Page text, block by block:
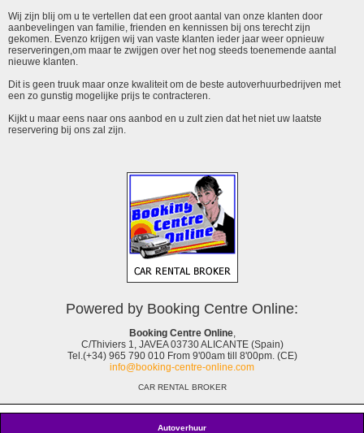
Autoverhuur
Wij zijn blij om u te vertellen dat een groot aantal van onze klanten door
aanbevelingen van familie, frienden en kennissen bij ons terecht zijn
gekomen. Evenzo krijgen wij van vaste klanten ieder jaar weer opnieuw
reserveringen,om maar te zwijgen over het nog steeds toenemende aantal
nieuwe klanten.
Dit is geen truuk maar onze kwaliteit om de beste autoverhuurbedrijven met
een zo gunstig mogelijke prijs te contracteren.
Kijkt u maar eens naar ons aanbod en u zult zien dat het niet uw laatste
reservering bij ons zal zijn.
Powered by Booking Centre Online:
Booking Centre Online,
C/Thiviers 1, JAVEA 03730 ALICANTE (Spain)
Tel.(+34) 965 790 010 From 9'00am till 8'00pm. (CE)
info@booking-centre-online.com
CAR RENTAL BROKER